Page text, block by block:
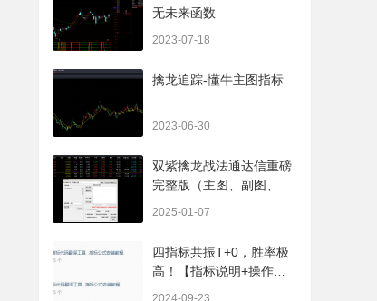
无未来函数
2023-07-18
擒龙追踪-懂牛主图指标
2023-06-30
双紫擒龙战法通达信重磅
完整版（主图、副图、排
2025-01-07
四指标共振T+0，胜率极
高！【指标说明+操作方
2024-09-23